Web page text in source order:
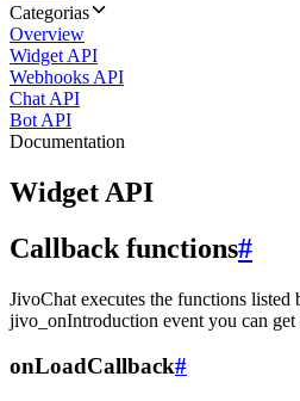
Categorias
Overview
Widget API
Webhooks API
Chat API
Bot API
Documentation
Widget API
Callback functions#
JivoChat executes the functions listed
jivo_onIntroduction event you can get
onLoadCallback#